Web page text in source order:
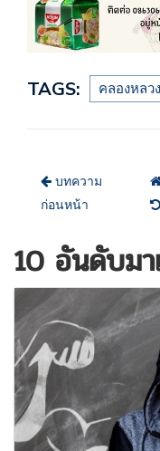
TAGS: คลองหลวง
บทความ
ก่อนหน้า
10 อันดับม